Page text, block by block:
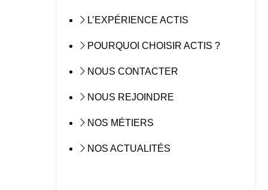
L’EXPÉRIENCE ACTIS
POURQUOI CHOISIR ACTIS ?
NOUS CONTACTER
NOUS REJOINDRE
NOS MÉTIERS
NOS ACTUALITÉS